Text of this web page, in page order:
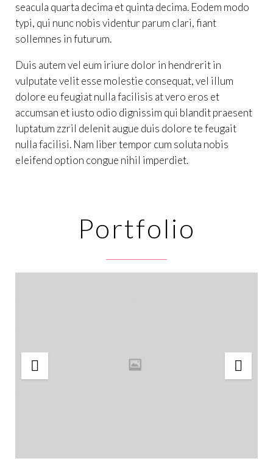
seacula quarta decima et quinta decima. Eodem modo
typi, qui nunc nobis videntur parum clari, fiant
sollemnes in futurum.
Duis autem vel eum iriure dolor in hendrerit in
vulputate velit esse molestie consequat, vel illum
dolore eu feugiat nulla facilisis at vero eros et
accumsan et iusto odio dignissim qui blandit praesent
luptatum zzril delenit augue duis dolore te feugait
nulla facilisi. Nam liber tempor cum soluta nobis
eleifend option congue nihil imperdiet.
Portfolio